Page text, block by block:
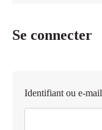
Se connecter
Identifiant ou e-mail